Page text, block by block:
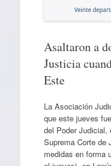
Asaltaron a
Justicia
Este
La Asociación
que este jueves
del Poder
Suprema Corte de
medidas en forma